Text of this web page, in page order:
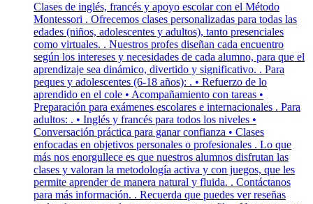
Clases de inglés, francés y apoyo escolar con el Método
Montessori . Ofrecemos clases personalizadas para todas las
edades (niños, adolescentes y adultos), tanto presenciales
como virtuales. . Nuestros profes diseñan cada encuentro
según los intereses y necesidades de cada alumno, para que el
aprendizaje sea dinámico, divertido y significativo. . Para
peques y adolescentes (6-18 años): . • Refuerzo de lo
aprendido en el cole • Acompañamiento con tareas •
Preparación para exámenes escolares e internacionales . Para
adultos: . • Inglés y francés para todos los niveles •
Conversación práctica para ganar confianza • Clases
enfocadas en objetivos personales o profesionales . Lo que
más nos enorgullece es que nuestros alumnos disfrutan las
clases y valoran la metodología activa y con juegos, que les
permite aprender de manera natural y fluida. . Contáctanos
para más información. . Recuerda que puedes ver reseñas